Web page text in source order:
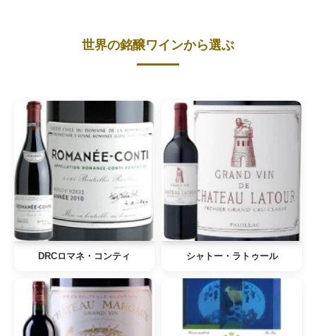
世界の銘醸ワインから選ぶ
DRCロマネ・コンティ シャトー・ラトゥール